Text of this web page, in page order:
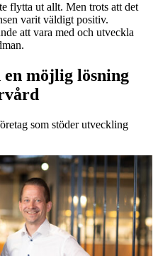
flytta ut allt. Men trots att det
varit väldigt positiv.
att vara med och utveckla
möjlig lösning
som stöder utveckling